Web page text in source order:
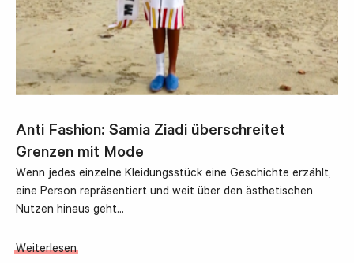
Anti Fashion: Samia Ziadi überschreitet
Grenzen mit Mode
Wenn jedes einzelne Kleidungsstück eine Geschichte erzählt,
eine Person repräsentiert und weit über den ästhetischen
Nutzen hinaus geht...
Weiterlesen